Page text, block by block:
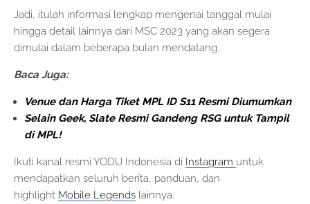
Jadi, itulah informasi lengkap mengenai tanggal mulai
hingga detail lainnya dari MSC 2023 yang akan segera
dimulai dalam beberapa bulan mendatang.
Baca Juga:
Venue dan Harga Tiket MPL ID S11 Resmi Diumumkan
Selain Geek, Slate Resmi Gandeng RSG untuk Tampil
di MPL!
Ikuti kanal resmi YODU Indonesia di Instagram untuk
mendapatkan seluruh berita, panduan, dan
highlight Mobile Legends lainnya.